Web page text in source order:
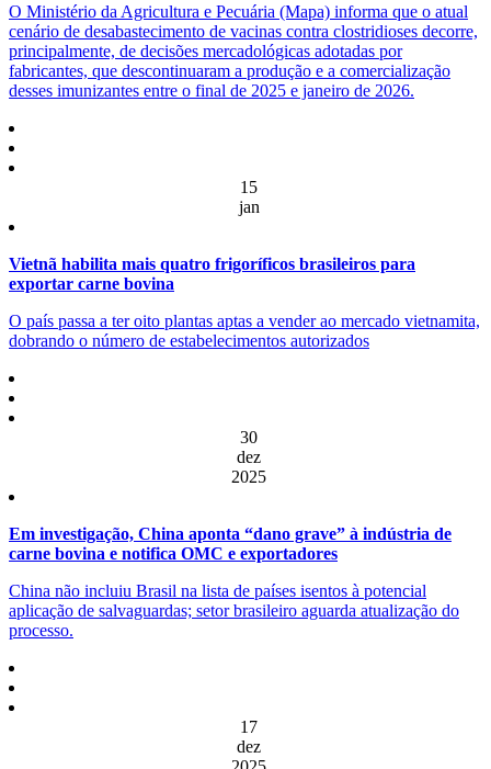
O Ministério da Agricultura e Pecuária (Mapa) informa que o atual
cenário de desabastecimento de vacinas contra clostridioses decorre,
principalmente, de decisões mercadológicas adotadas por
fabricantes, que descontinuaram a produção e a comercialização
desses imunizantes entre o final de 2025 e janeiro de 2026.
15
jan
Vietnã habilita mais quatro frigoríficos brasileiros para
exportar carne bovina
O país passa a ter oito plantas aptas a vender ao mercado vietnamita,
dobrando o número de estabelecimentos autorizados
30
dez
2025
Em investigação, China aponta “dano grave” à indústria de
carne bovina e notifica OMC e exportadores
China não incluiu Brasil na lista de países isentos à potencial
aplicação de salvaguardas; setor brasileiro aguarda atualização do
processo.
17
dez